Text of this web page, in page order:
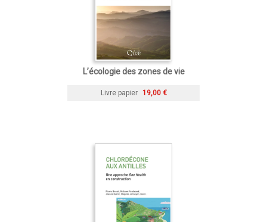
L’écologie des zones de vie
Livre papier 19,00 €